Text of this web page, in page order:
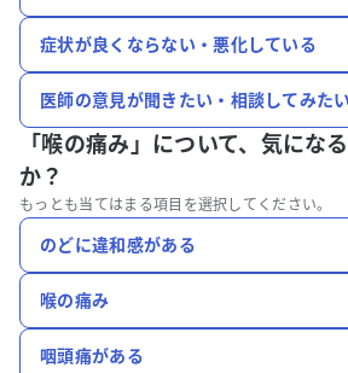
症状が良くならない・悪化している
医師の意見が聞きたい・相談してみたい
「喉の痛み」について、 気にな
か？
もっとも当てはまる項目を選択してください。
のどに違和感がある
喉の痛み
咽頭痛がある